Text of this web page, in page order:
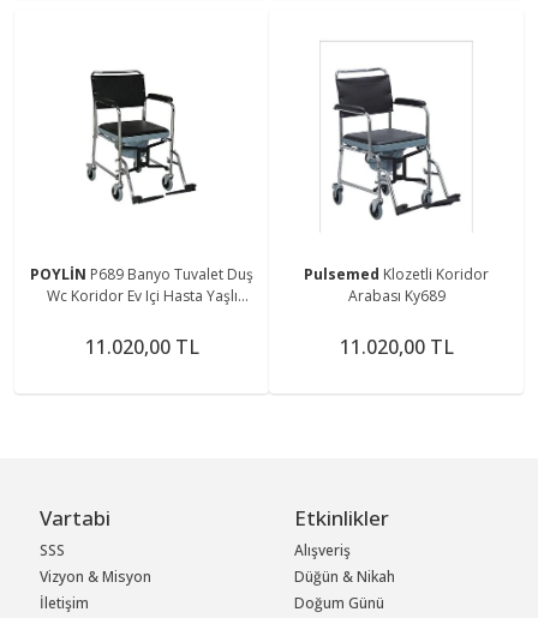
POYLİN P689 Banyo Tuvalet Duş
Wc Koridor Ev Içi Hasta Yaşlı
11.020,00 TL
Pulsemed Klozetli Koridor
Arabası Ky689
11.020,00 TL
Vartabi
SSS
Vizyon & Misyon
İletişim
Etkinlikler
Alışveriş
Düğün & Nikah
Doğum Günü